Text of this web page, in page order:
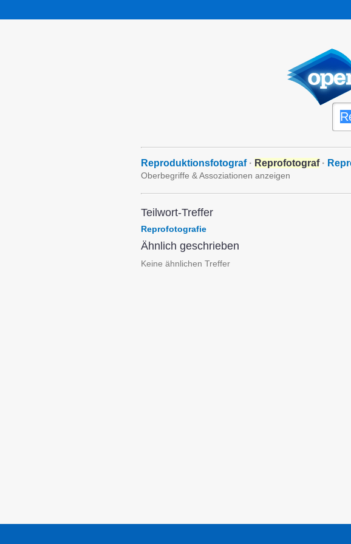
Reproduktionsfotograf · Reprofotograf ·
Oberbegriffe & Assoziationen anzeigen
Teilwort-Treffer
Reprofotografie
Ähnlich geschrieben
Keine ähnlichen Treffer